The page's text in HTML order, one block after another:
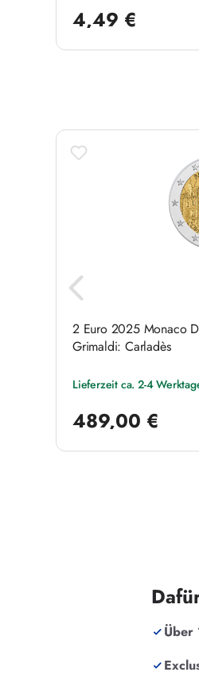
4,49 €
2 Euro 2025 Monaco
Grimaldi: Carladès
Lieferzeit ca. 2-4
489,00 €
Über